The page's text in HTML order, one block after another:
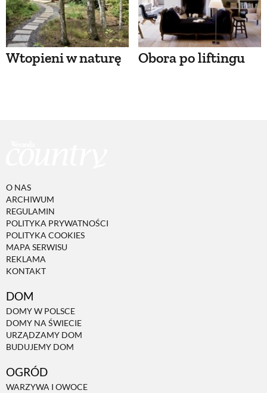
Wtopieni w naturę Obora po liftingu
O NAS
ARCHIWUM
REGULAMIN
POLITYKA PRYWATNOŚCI
POLITYKA COOKIES
MAPA SERWISU
REKLAMA
KONTAKT
DOM
DOMY W POLSCE
DOMY NA ŚWIECIE
URZĄDZAMY DOM
BUDUJEMY DOM
OGRÓD
WARZYWA I OWOCE